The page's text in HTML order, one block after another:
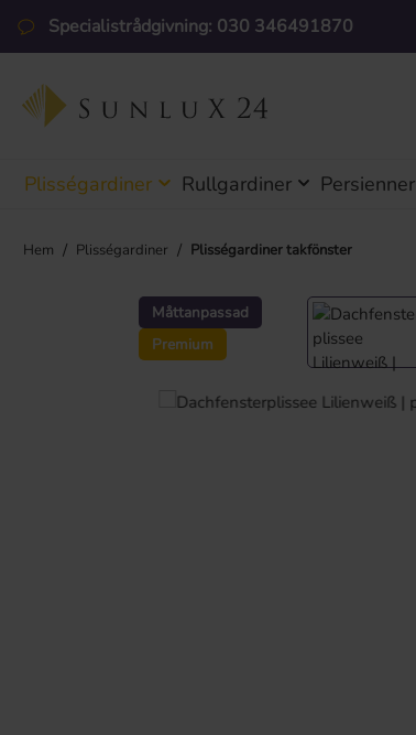
till huvudinnehåll
Hoppa till sökning
Hoppa till huvudnavigering
Specialistrådgivning: 030 346491870
Plisségardiner Rullgardiner Persienner
Hem / Plisségardiner / Plisségardiner takfönster
Måttanpassad
Premium
Hoppa över bildgalleri